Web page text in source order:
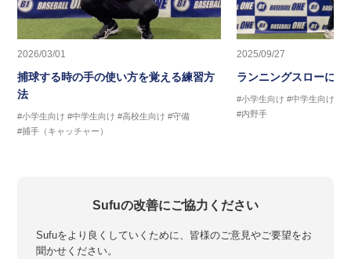
2026/03/01
捕球する時の手の使い方を覚える練習方
法
#小学生向け #中学生向け #高校生向け #守備
#捕手（キャッチャー）
2025/09/27
ランニングスローに繋
#小学生向け #中学生向け
#内野手
Sufuの改善にご協力ください
Sufuをより良くしていくために、皆様のご意見やご要望をお
聞かせください。